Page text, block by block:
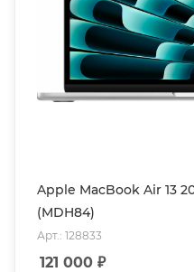
Apple MacBook Air 13
(MDH84)
Арт.: 128833
121 000 ₽